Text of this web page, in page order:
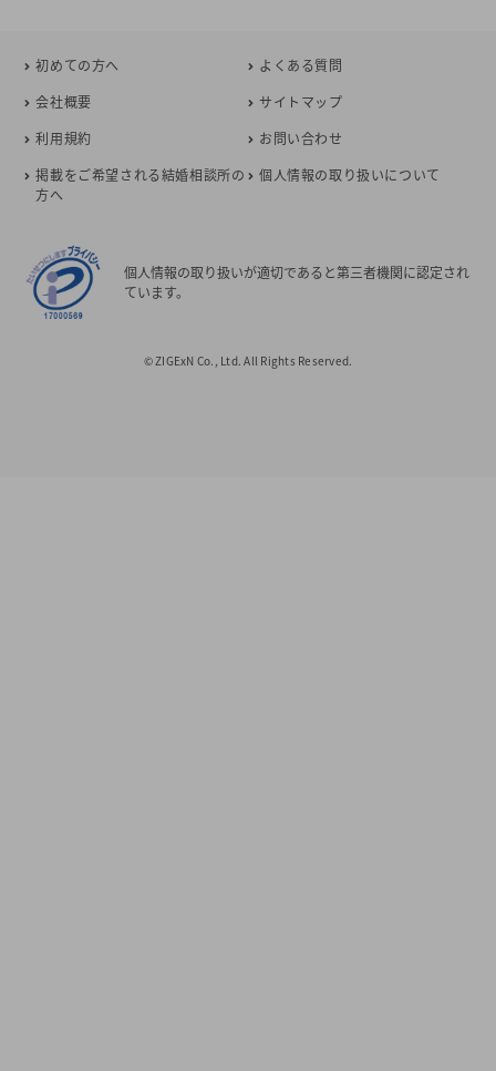
初めての方へ
よくある質問
会社概要
サイトマップ
利用規約
お問い合わせ
掲載をご希望される結婚相談所の
方へ
個人情報の取り扱いについて
個人情報の取り扱いが適切であると第三者機関に認定され
ています。
© ZIGExN Co., Ltd. All Rights Reserved.